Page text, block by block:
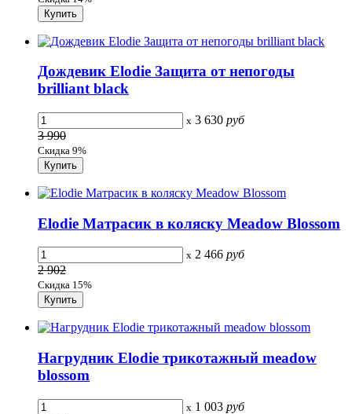
Дождевик Elodie Защита от непогоды
brilliant black
x 3 630 руб
3 990
Скидка 9%
Elodie Матрасик в коляску Meadow Blossom
x 2 466 руб
2 902
Скидка 15%
Нагрудник Elodie трикотажный meadow
blossom
x 1 003 руб